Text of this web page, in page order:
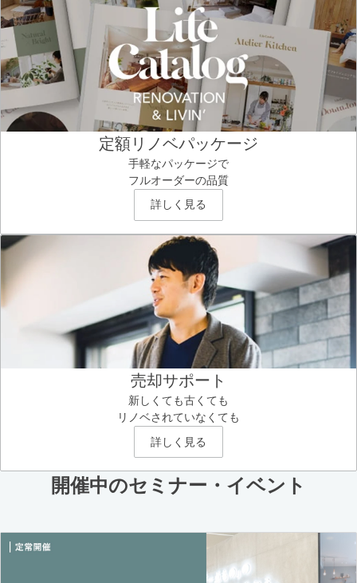
定額リノベパッケージ
手軽なパッケージで
フルオーダーの品質
詳しく見る
売却サポート
新しくても古くても
リノベされていなくても
詳しく見る
開催中のセミナー・イベント